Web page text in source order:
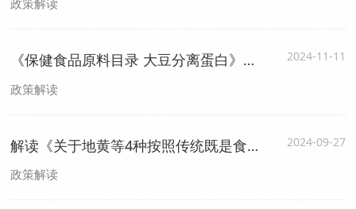
政策解读
《保健食品原料目录 大豆分离蛋白》《保健食品原料目录 乳清蛋白》解读文件 2024-11-11
政策解读
解读《关于地黄等4种按照传统既是食品又是中药材的物质的公告》（2024年 第4号） 2024-09-27
政策解读